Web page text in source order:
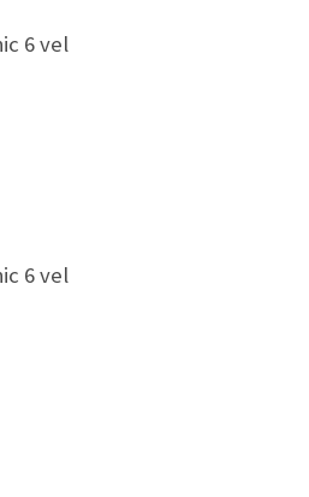
6 vel
6 vel